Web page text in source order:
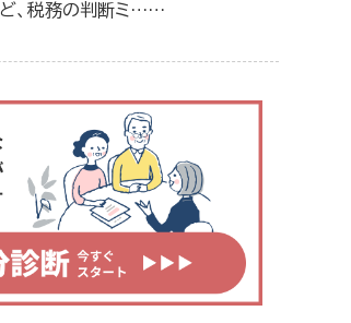
、税務の判断ミ……